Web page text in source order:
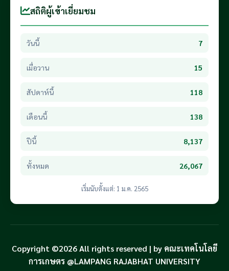
สถิติผู้เข้าเยี่ยมชม
วันนี้ 7
เมื่อวาน 15
สัปดาห์นี้ 118
เดือนนี้ 138
ปีนี้ 8,137
ทั้งหมด 26,067
เริ่มนับตั้งแต่: 1 ม.ค. 2565
Copyright ©2026 All rights reserved | by คณะเทคโนโลยี
การเกษตร @LAMPANG RAJABHAT UNIVERSITY